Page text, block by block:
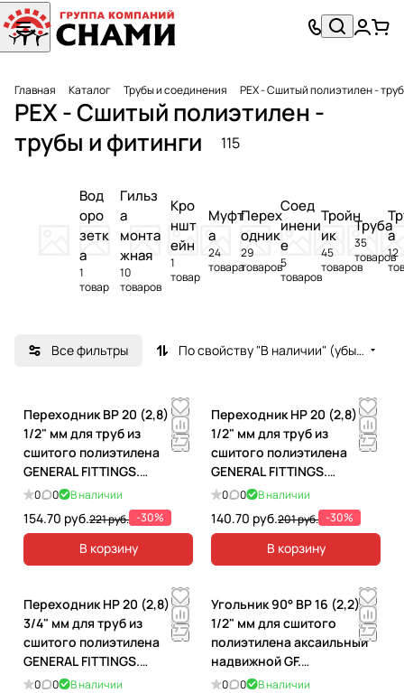
Главная Каталог Трубы и соединения PEX - Сшитый полиэтилен -
PEX - Сшитый полиэтилен -
трубы и фитинги
115
Вод
оро
зетк
а
1
товар
Гильз
а
монта
жная
10
товаров
Кро
ншт
ейн
1
товар
Муфт
а
24
товара
Перех
одник
29
товаров
Соед
инени
е
5
товаров
Тройн
ик
45
товаров
Труба
35
товаров
а
12
Все фильтры По свойству "В наличии" (убывание)
Переходник ВР 20 (2,8) x
1/2" мм для труб из
сшитого полиэтилена
GENERAL FITTINGS.
340002RH42028A
0 0 В наличии
154.70 руб.221 руб. -30%
В корзину
Переходник НР 20 (2,8) x
1/2" мм для труб из
сшитого полиэтилена
GENERAL FITTINGS.
340001H042028A
0 0 В наличии
140.70 руб.201 руб. -30%
В корзину
Переходник НР 20 (2,8) x
3/4" мм для труб из
сшитого полиэтилена
GENERAL FITTINGS.
340001H052028A
0 0 В наличии
Угольник 90° ВР 16 (2,2) х
1/2" мм для сшитого
полиэтилена аксаильный
надвижной GF.
340022H041622A
0 0 В наличии